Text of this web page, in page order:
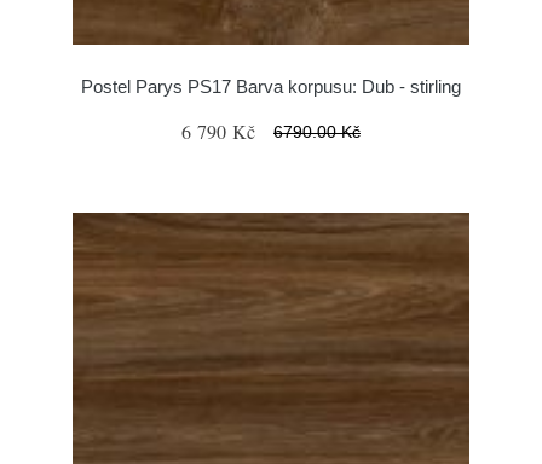
Postel Parys PS17 Barva korpusu: Dub - stirling
6 790 Kč 6790.00 Kč